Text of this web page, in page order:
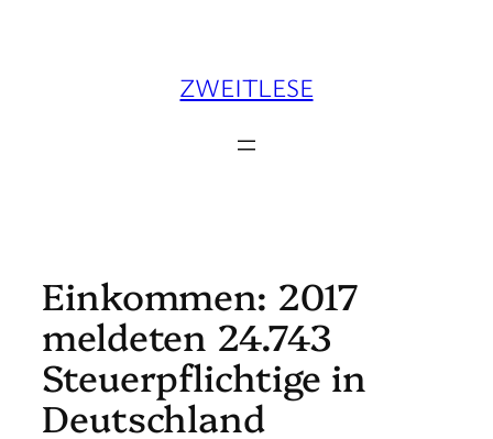
ZWEITLESE
Einkommen: 2017
meldeten 24.743
Steuerpflichtige in
Deutschland